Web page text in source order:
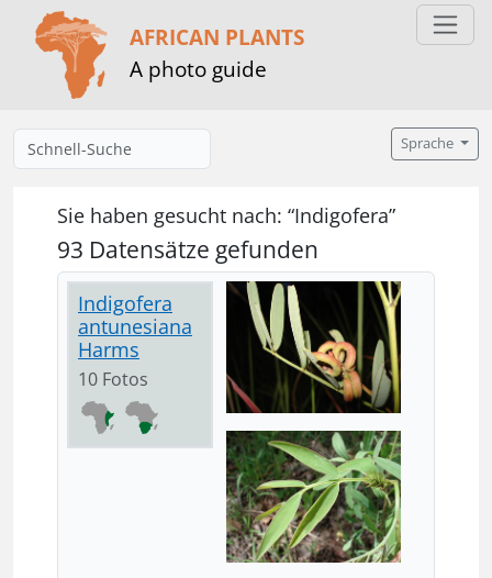
AFRICAN PLANTS
A photo guide
Sprache
Sie haben gesucht nach: “Indigofera”
93 Datensätze gefunden
Indigofera
antunesiana
Harms
10 Fotos